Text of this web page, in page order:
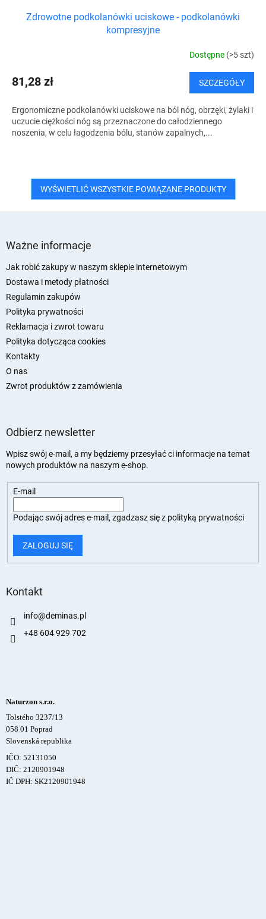
Zdrowotne podkolanówki uciskowe - podkolanówki
kompresyjne
Dostępne (>5 szt)
81,28 zł SZCZEGÓŁY
Ergonomiczne podkolanówki uciskowe na ból nóg, obrzęki, żylaki i
uczucie ciężkości nóg są przeznaczone do całodziennego
noszenia, w celu łagodzenia bólu, stanów zapalnych,...
WYŚWIETLIĆ WSZYSTKIE POWIĄZANE PRODUKTY
Ważne informacje
Jak robić zakupy w naszym sklepie internetowym
Dostawa i metody płatności
Regulamin zakupów
Polityka prywatności
Reklamacja i zwrot towaru
Polityka dotycząca cookies
Kontakty
O nas
Zwrot produktów z zamówienia
Odbierz newsletter
Wpisz swój e-mail, a my będziemy przesyłać ci informacje na temat
nowych produktów na naszym e-shop.
E-mail
Podając swój adres e-mail, zgadzasz się z polityką prywatności
ZALOGUJ SIĘ
Kontakt
info@deminas.pl
+48 604 929 702
Naturzon s.r.o.
Tolstého 3237/13
058 01 Poprad
Slovenská republika
IČO: 52131050
DIČ: 2120901948
IČ DPH: SK2120901948